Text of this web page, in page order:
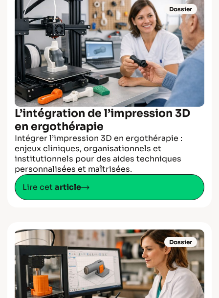
Dossier
L’intégration de l’impression 3D
en ergothérapie
Intégrer l’impression 3D en ergothérapie :
enjeux cliniques, organisationnels et
institutionnels pour des aides techniques
personnalisées et maîtrisées.
Lire cet article
Dossier